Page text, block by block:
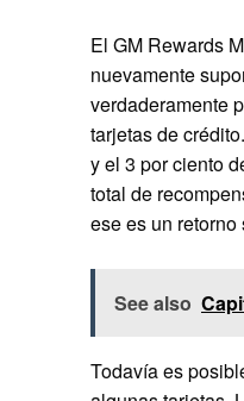
El GM Rewards
nuevamente
verdaderamente
tarjetas de
y el 3 por ciento
total de
ese es un
See also
Todavía es